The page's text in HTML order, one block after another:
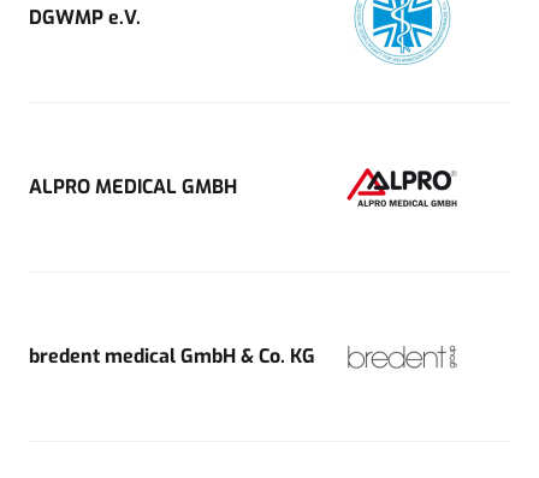
DGWMP e.V.
ALPRO MEDICAL GMBH
bredent medical GmbH & Co. KG